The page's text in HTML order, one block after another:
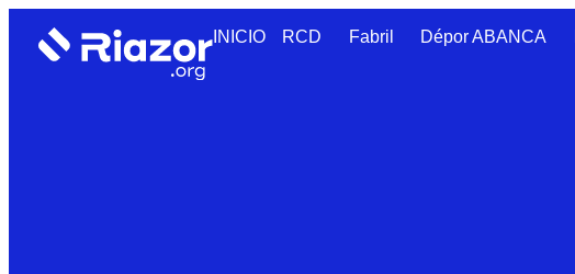
INICIO RCD Fabril Dépor ABANCA